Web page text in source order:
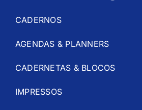
CADERNOS
AGENDAS & PLANNERS
CADERNETAS & BLOCOS
IMPRESSOS